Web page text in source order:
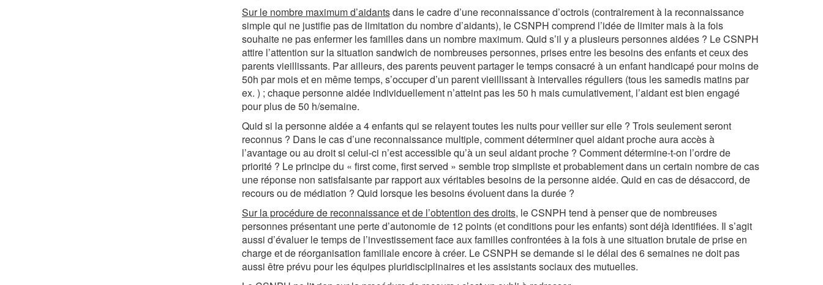
Sur le nombre maximum d’aidantsdans le cadre d’une reconnaissance d’octrois (contrairement à la reconnaissance
simple qui ne justifie pas de limitation du nombre d’aidants), le CSNPH comprend l’idée de limiter mais à la fois
souhaite ne pas enfermer les familles dans un nombre maximum. Quid s’il y a plusieurs personnes aidées ? Le CSNPH
attire l’attention sur la situation sandwich de nombreuses personnes, prises entre les besoins des enfants et ceux des
parents vieillissants. Par ailleurs, des parents peuvent partager le temps consacré à un enfant handicapé pour moins de
50h par mois et en même temps, s’occuper d’un parent vieillissant à intervalles réguliers (tous les samedis matins par
ex. ) ; chaque personne aidée individuellement n’atteint pas les 50 h mais cumulativement, l’aidant est bien engagé
pour plus de 50 h/semaine.
Quid si la personne aidée a 4 enfants qui se relayent toutes les nuits pour veiller sur elle ? Trois seulement seront
reconnus ? Dans le cas d’une reconnaissance multiple, comment déterminer quel aidant proche aura accès à
l’avantage ou au droit si celui-ci n’est accessible qu’à un seul aidant proche ? Comment détermine-t-on l’ordre de
priorité ? Le principe du « first come, first served » semble trop simpliste et probablement dans un certain nombre de cas
une réponse non satisfaisante par rapport aux véritables besoins de la personne aidée. Quid en cas de désaccord, de
recours ou de médiation ? Quid lorsque les besoins évoluent dans la durée ?
Sur la procédure de reconnaissance et de l’obtention des droits, le CSNPH tend à penser que de nombreuses
personnes présentant une perte d’autonomie de 12 points (et conditions pour les enfants) sont déjà identifiées. Il s’agit
aussi d’évaluer le temps de l’investissement face aux familles confrontées à la fois à une situation brutale de prise en
charge et de réorganisation familiale encore à créer. Le CSNPH se demande si le délai des 6 semaines ne doit pas
aussi être prévu pour les équipes pluridisciplinaires et les assistants sociaux des mutuelles.